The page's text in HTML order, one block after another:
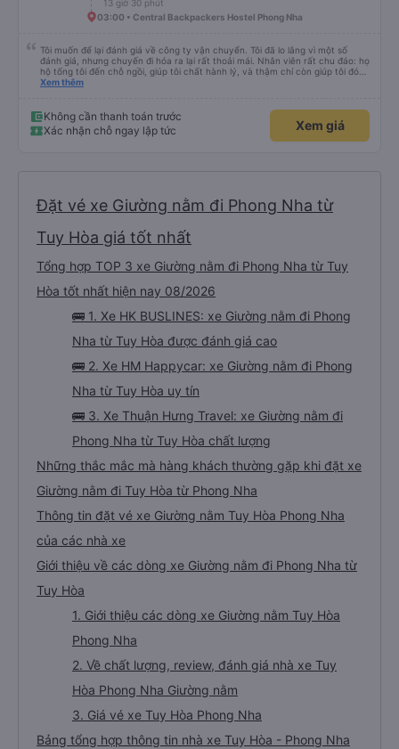
13 giờ 30 phút
03:00 • Central Backpackers Hostel Phong Nha
Tôi muốn để lại đánh giá về công ty vận chuyển. Tôi đã lo lắng vì một số
đánh giá, nhưng chuyến đi hóa ra lại rất thoải mái. Nhân viên rất chu đáo: họ
hộ tống tôi đến chỗ ngồi, giúp tôi chất hành lý, và thậm chí còn giúp tôi đóng
gói giày. Điểm trừ duy nhất là xe buýt đến sớm hơn một tiếng so với giờ khởi
chọn công ty này.
Xem thêm
Không cần thanh toán trước
Xác nhận chỗ ngay lập tức
Xem giá
Đặt vé xe Giường nằm đi Phong Nha từ
Tuy Hòa giá tốt nhất
Tổng hợp TOP 3 xe Giường nằm đi Phong Nha từ Tuy
Hòa tốt nhất hiện nay 08/2026
🚌 1. Xe HK BUSLINES: xe Giường nằm đi Phong
Nha từ Tuy Hòa được đánh giá cao
🚌 2. Xe HM Happycar: xe Giường nằm đi Phong
Nha từ Tuy Hòa uy tín
🚌 3. Xe Thuận Hưng Travel: xe Giường nằm đi
Phong Nha từ Tuy Hòa chất lượng
Những thắc mắc mà hàng khách thường gặp khi đặt xe
Giường nằm đi Tuy Hòa từ Phong Nha
Thông tin đặt vé xe Giường nằm Tuy Hòa Phong Nha
của các nhà xe
Giới thiệu về các dòng xe Giường nằm đi Phong Nha từ
Tuy Hòa
1. Giới thiệu các dòng xe Giường nằm Tuy Hòa
Phong Nha
2. Về chất lượng, review, đánh giá nhà xe Tuy
Hòa Phong Nha Giường nằm
3. Giá vé xe Tuy Hòa Phong Nha
Bảng tổng hợp thông tin nhà xe Tuy Hòa - Phong Nha